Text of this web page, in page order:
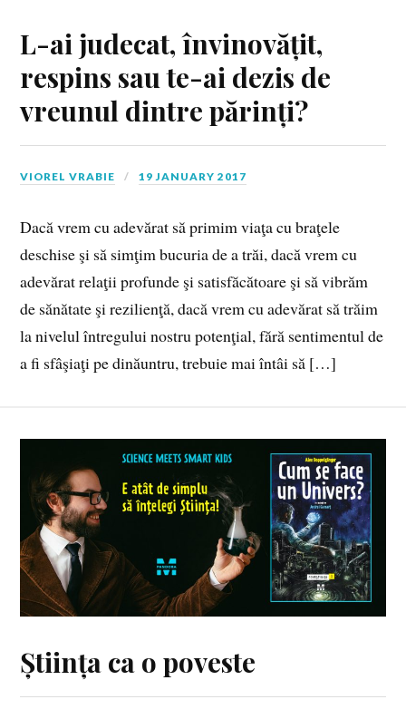
L-ai judecat, învinovățit,
respins sau te-ai dezis de
vreunul dintre părinți?
VIOREL VRABIE 19 JANUARY 2017
Dacă vrem cu adevărat să primim viaţa cu braţele
deschise şi să simţim bucuria de a trăi, dacă vrem cu
adevărat relaţii profunde şi satisfăcătoare şi să vibrăm
de sănătate şi rezilienţă, dacă vrem cu adevărat să trăim
la nivelul întregului nostru potenţial, fără sentimentul de
a fi sfâşiaţi pe dinăuntru, trebuie mai întâi să […]
Știința ca o poveste